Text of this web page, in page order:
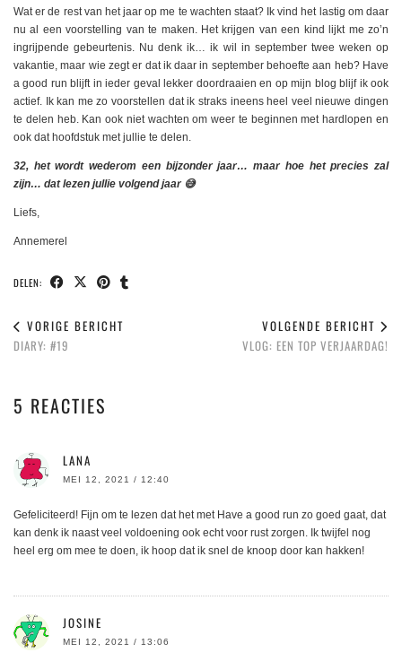
Wat er de rest van het jaar op me te wachten staat? Ik vind het lastig om daar
nu al een voorstelling van te maken. Het krijgen van een kind lijkt me zo’n
ingrijpende gebeurtenis. Nu denk ik… ik wil in september twee weken op
vakantie, maar wie zegt er dat ik daar in september behoefte aan heb? Have
a good run blijft in ieder geval lekker doordraaien en op mijn blog blijf ik ook
actief. Ik kan me zo voorstellen dat ik straks ineens heel veel nieuwe dingen
te delen heb. Kan ook niet wachten om weer te beginnen met hardlopen en
ook dat hoofdstuk met jullie te delen.
32, het wordt wederom een bijzonder jaar… maar hoe het precies zal
zijn… dat lezen jullie volgend jaar 😅
Liefs,
Annemerel
DELEN:
VORIGE BERICHT
DIARY: #19
VOLGENDE BERICHT
VLOG: EEN TOP VERJAARDAG!
5 REACTIES
LANA
MEI 12, 2021 / 12:40
Gefeliciteerd! Fijn om te lezen dat het met Have a good run zo goed gaat, dat
kan denk ik naast veel voldoening ook echt voor rust zorgen. Ik twijfel nog
heel erg om mee te doen, ik hoop dat ik snel de knoop door kan hakken!
JOSINE
MEI 12, 2021 / 13:06